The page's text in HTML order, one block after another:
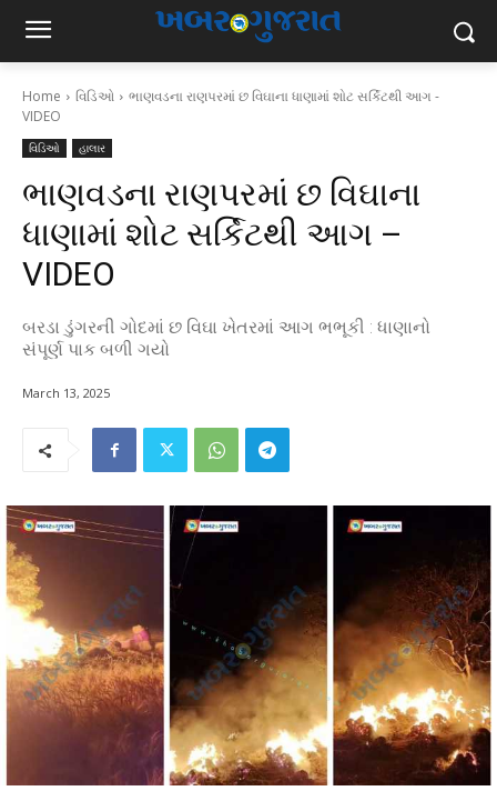
Home વિડિઓ
ભાણવડના રાણપરમાં છ વિઘાના ધાણામાં શોટ સર્કિટથી આગ -
VIDEO
વિડિઓ હાલાર
ભાણવડના રાણપરમાં છ વિઘાના
ધાણામાં શોટ સર્કિટથી આગ –
VIDEO
બરડા ડુંગરની ગોદમાં છ વિઘા ખેતરમાં આગ ભભૂકી : ધાણાનો
સંપૂર્ણ પાક બળી ગયો
March 13, 2025